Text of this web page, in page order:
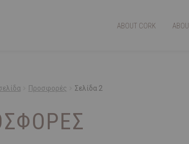
ABOUT CORK
Προσφορές Σελίδα 2